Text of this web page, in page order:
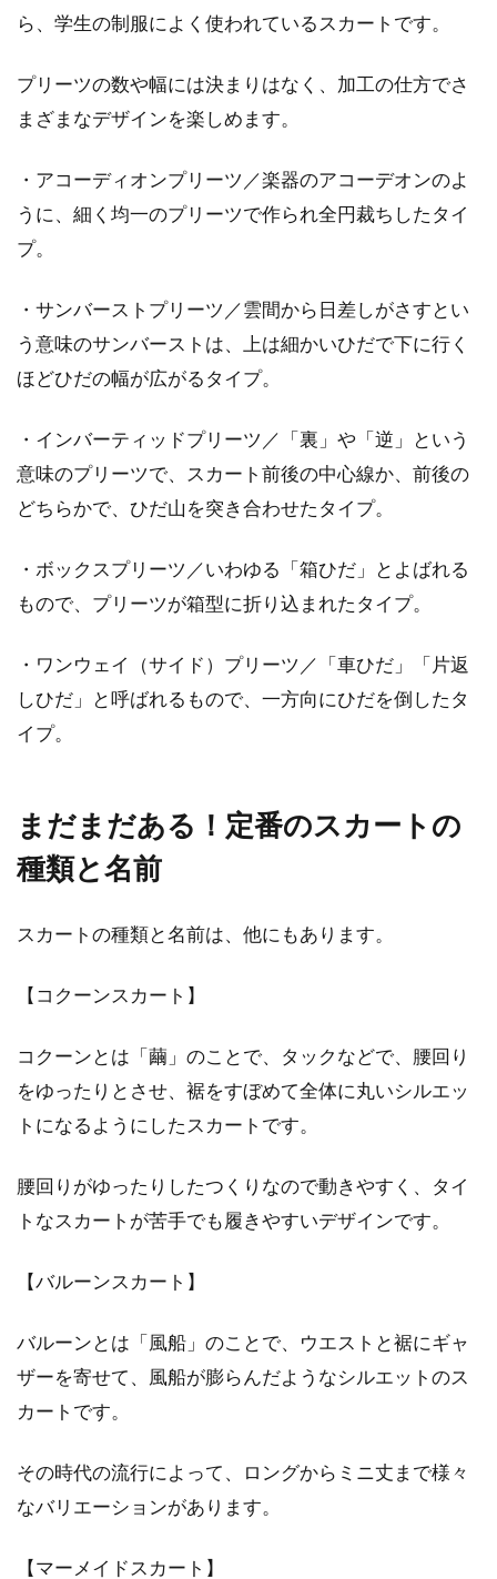
ら、学生の制服によく使われているスカートです。
プリーツの数や幅には決まりはなく、加工の仕方でさ
まざまなデザインを楽しめます。
・アコーディオンプリーツ／楽器のアコーデオンのよ
うに、細く均一のプリーツで作られ全円裁ちしたタイ
プ。
・サンバーストプリーツ／雲間から日差しがさすとい
う意味のサンバーストは、上は細かいひだで下に行く
ほどひだの幅が広がるタイプ。
・インバーティッドプリーツ／「裏」や「逆」という
意味のプリーツで、スカート前後の中心線か、前後の
どちらかで、ひだ山を突き合わせたタイプ。
・ボックスプリーツ／いわゆる「箱ひだ」とよばれる
もので、プリーツが箱型に折り込まれたタイプ。
・ワンウェイ（サイド）プリーツ／「車ひだ」「片返
しひだ」と呼ばれるもので、一方向にひだを倒したタ
イプ。
まだまだある！定番のスカートの
種類と名前
スカートの種類と名前は、他にもあります。
【コクーンスカート】
コクーンとは「繭」のことで、タックなどで、腰回り
をゆったりとさせ、裾をすぼめて全体に丸いシルエッ
トになるようにしたスカートです。
腰回りがゆったりしたつくりなので動きやすく、タイ
トなスカートが苦手でも履きやすいデザインです。
【バルーンスカート】
バルーンとは「風船」のことで、ウエストと裾にギャ
ザーを寄せて、風船が膨らんだようなシルエットのス
カートです。
その時代の流行によって、ロングからミニ丈まで様々
なバリエーションがあります。
【マーメイドスカート】